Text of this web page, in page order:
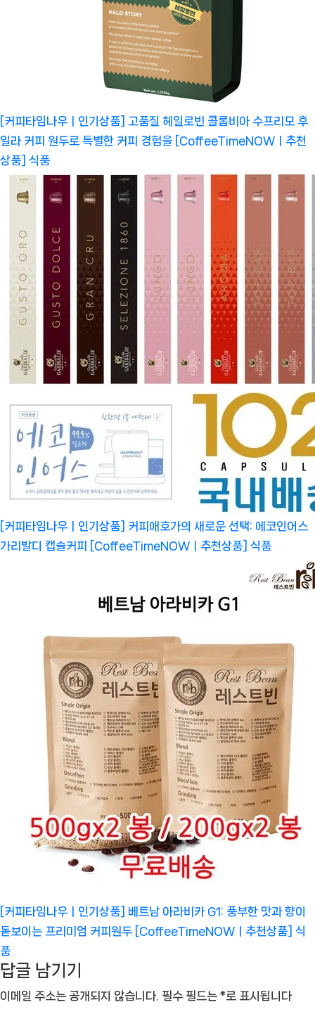
[커피타임나우ㅣ인기상품] 고품질 헤일로빈 콜롬비아 수프리모 후
일라 커피 원두로 특별한 커피 경험을 [CoffeeTimeNOWㅣ추천
상품] 식품
[커피타임나우ㅣ인기상품] 커피애호가의 새로운 선택: 에코인어스
가리발디 캡슐커피 [CoffeeTimeNOWㅣ추천상품] 식품
[커피타임나우ㅣ인기상품] 베트남 아라비카 G1: 풍부한 맛과 향이
돋보이는 프리미엄 커피원두 [CoffeeTimeNOWㅣ추천상품] 식
품
답글 남기기
이메일 주소는 공개되지 않습니다. 필수 필드는 *로 표시됩니다